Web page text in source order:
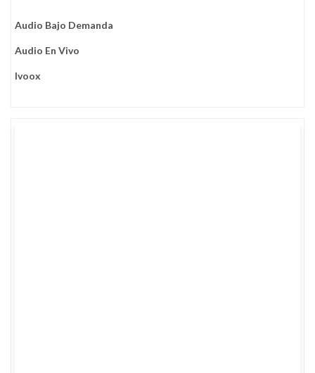
Audio Bajo Demanda
Audio En Vivo
Ivoox